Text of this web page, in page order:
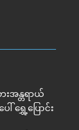
အန္တရာယ်
ါ် ရွှေ့ပြောင်း